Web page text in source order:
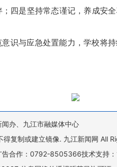
四是坚持常态谨记，养成安
识与应急处置能力，学校将
办、九江市融媒体中心
复制或建立镜像. 九江新闻网 All
合作：0792-8505366技术支持